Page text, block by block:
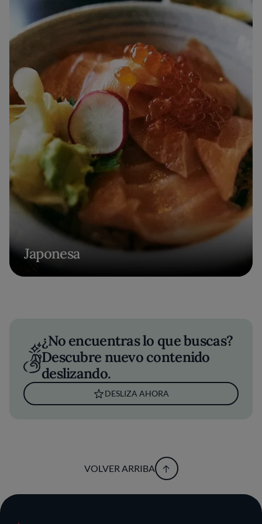
Japonesa
¿No encuentras lo que buscas?
Descubre nuevo contenido
deslizando.
DESLIZA AHORA
VOLVER ARRIBA